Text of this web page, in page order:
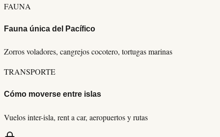
FAUNA
Fauna única del Pacífico
Zorros voladores, cangrejos cocotero, tortugas marinas
TRANSPORTE
Cómo moverse entre islas
Vuelos inter-isla, rent a car, aeropuertos y rutas